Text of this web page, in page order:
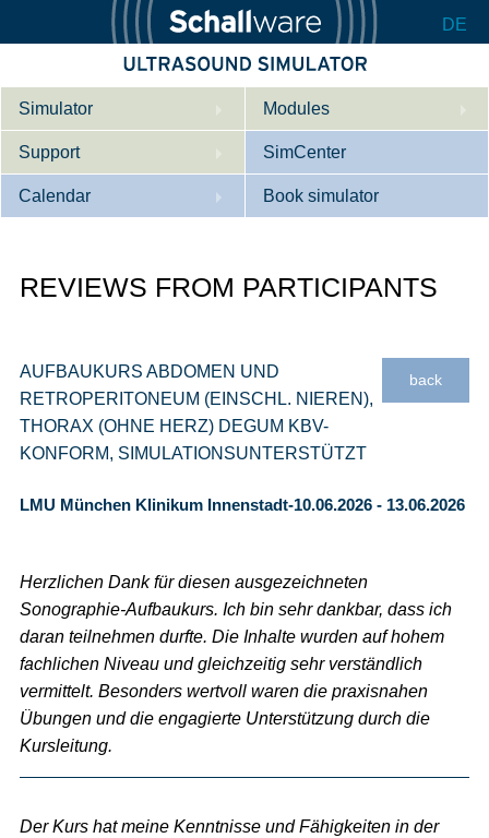
DE
Simulator
Description
Internal Medicine
Gynaecology
Configurator
Modules
Support
Who we are
Downloads
SimCenter
Calendar
References
Book simulator
REVIEWS FROM PARTICIPANTS
back
AUFBAUKURS ABDOMEN UND
RETROPERITONEUM (EINSCHL. NIEREN),
THORAX (OHNE HERZ) DEGUM KBV-
KONFORM, SIMULATIONSUNTERSTÜTZT
LMU München Klinikum Innenstadt-10.06.2026 - 13.06.2026
Herzlichen Dank für diesen ausgezeichneten
Sonographie-Aufbaukurs. Ich bin sehr dankbar, dass ich
daran teilnehmen durfte. Die Inhalte wurden auf hohem
fachlichen Niveau und gleichzeitig sehr verständlich
vermittelt. Besonders wertvoll waren die praxisnahen
Übungen und die engagierte Unterstützung durch die
Kursleitung.
Der Kurs hat meine Kenntnisse und Fähigkeiten in der